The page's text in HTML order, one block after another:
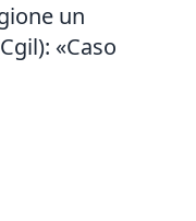
un
«Caso